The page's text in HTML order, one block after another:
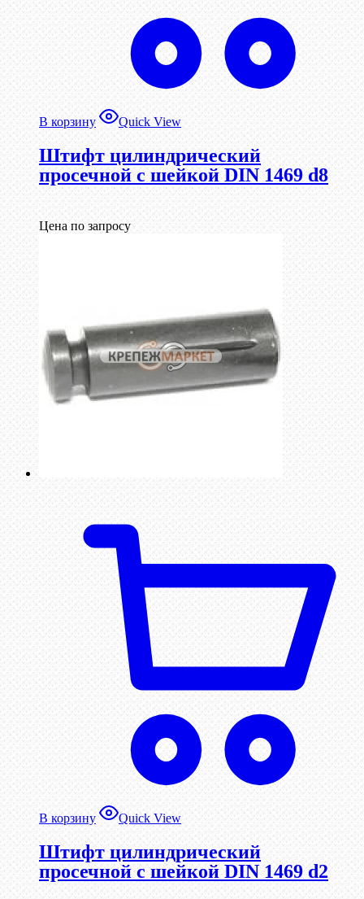
В корзину Quick View
Штифт цилиндрический
просечной с шейкой DIN 1469 d8
Цена по запросу
В корзину Quick View
Штифт цилиндрический
просечной с шейкой DIN 1469 d2